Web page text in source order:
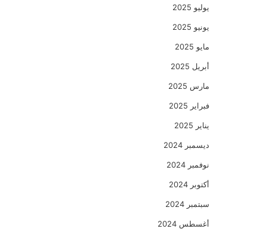
يوليو 2025
يونيو 2025
مايو 2025
أبريل 2025
مارس 2025
فبراير 2025
يناير 2025
ديسمبر 2024
نوفمبر 2024
أكتوبر 2024
سبتمبر 2024
أغسطس 2024